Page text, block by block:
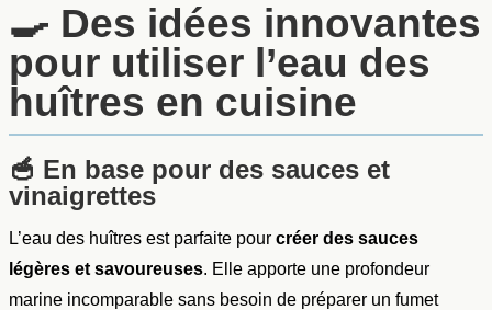
🍳 Des idées innovantes
pour utiliser l’eau des
huîtres en cuisine
🥣 En base pour des sauces et
vinaigrettes
L’eau des huîtres est parfaite pour créer des sauces
légères et savoureuses. Elle apporte une profondeur
marine incomparable sans besoin de préparer un fumet